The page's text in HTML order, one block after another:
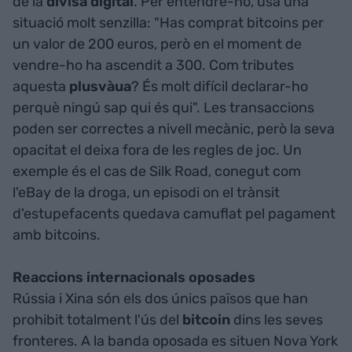
situació molt senzilla: "Has comprat bitcoins per
un valor de 200 euros, però en el moment de
vendre-ho ha ascendit a 300. Com tributes
aquesta plusvàua? És molt difícil declarar-ho
perquè ningú sap qui és qui". Les transaccions
poden ser correctes a nivell mecànic, però la seva
opacitat el deixa fora de les regles de joc. Un
exemple és el cas de Silk Road, conegut com
l'eBay de la droga, un episodi on el trànsit
d'estupefacents quedava camuflat pel pagament
amb bitcoins.
Reaccions internacionals oposades
Rússia i Xina són els dos únics països que han
prohibit totalment l'ús del bitcoin dins les seves
fronteres. A la banda oposada es situen Nova York